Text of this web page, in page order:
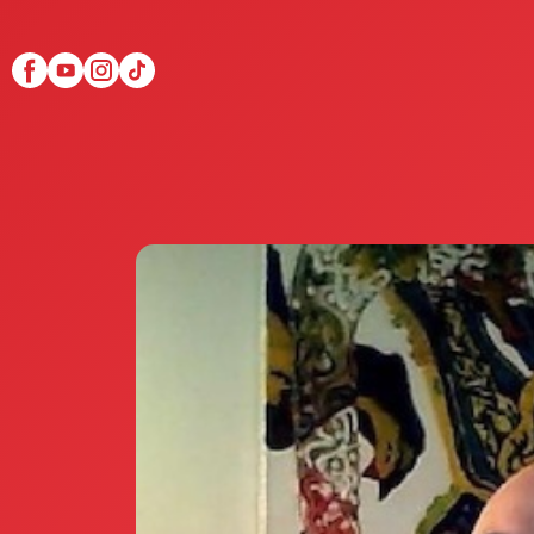
Scopri Club di Più
Le testimonianze
La fondatrice Valeria